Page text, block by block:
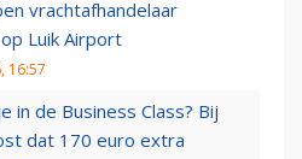
vrachtafhandelaar
Luik Airport
16:57
in de Business Class? Bij
dat 170 euro extra